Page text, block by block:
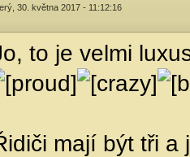
30. května 2017 - 11:12:16
to je velmi
mají být tři a